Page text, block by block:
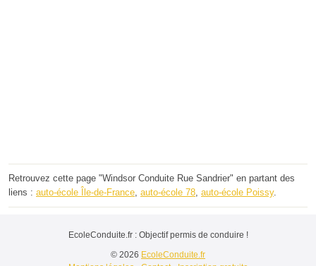
Retrouvez cette page "Windsor Conduite Rue Sandrier" en partant des
liens : auto-école Île-de-France, auto-école 78, auto-école Poissy.
EcoleConduite.fr : Objectif permis de conduire !
© 2026 EcoleConduite.fr